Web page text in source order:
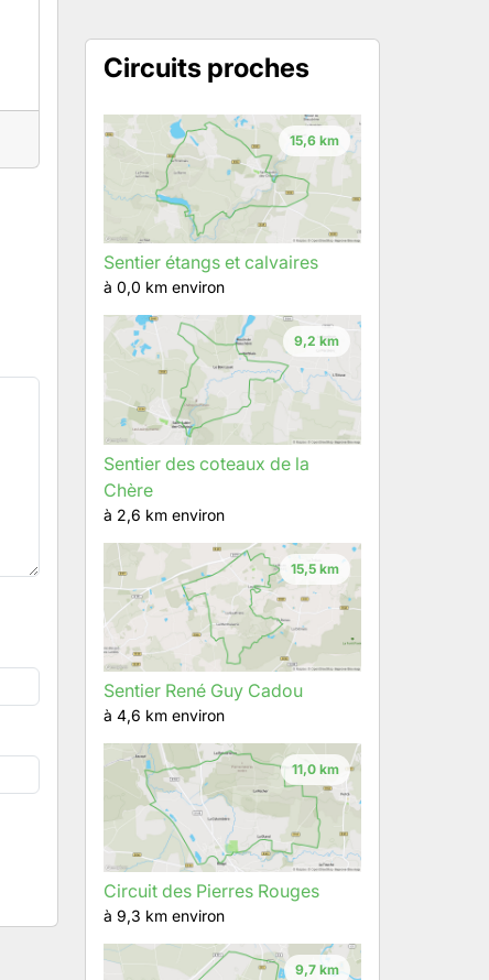
Circuits proches
15,6 km
Sentier étangs et calvaires
à 0,0 km environ
9,2 km
Sentier des coteaux de la
Chère
à 2,6 km environ
15,5 km
Sentier René Guy Cadou
à 4,6 km environ
11,0 km
Circuit des Pierres Rouges
à 9,3 km environ
9,7 km